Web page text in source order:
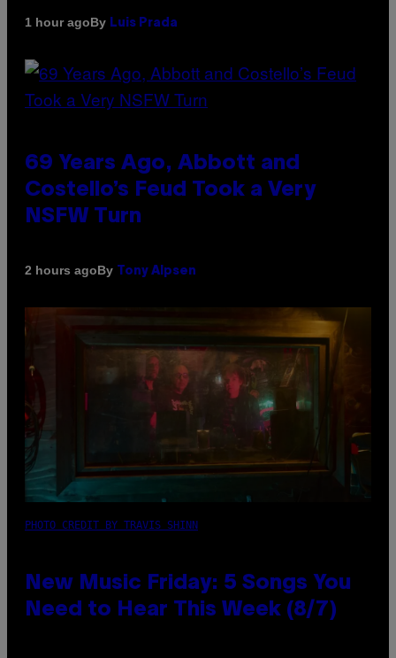
1 hour agoBy Luis Prada
69 Years Ago, Abbott and
Costello’s Feud Took a Very
NSFW Turn
2 hours agoBy Tony Alpsen
PHOTO CREDIT BY TRAVIS SHINN
New Music Friday: 5 Songs You
Need to Hear This Week (8/7)